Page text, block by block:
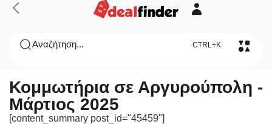
Αναζήτηση... CTRL+K
Κομμωτήρια σε Αργυρούπολη -
Μάρτιος 2025
[content_summary post_id="45459"]